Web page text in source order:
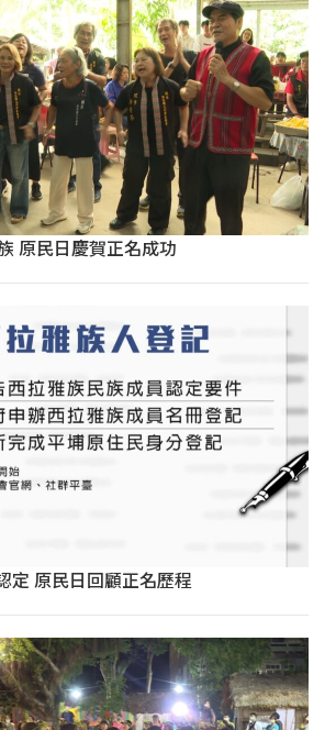
原民日慶賀正名成功
定 原民日回顧正名歷程